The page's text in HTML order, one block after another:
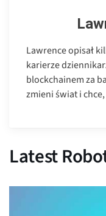
Lawrence opisał
karierze
blockchainem za
zmieni świat i
Latest